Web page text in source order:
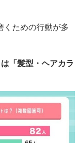
くための行動が多
「髪型・ヘアカラ